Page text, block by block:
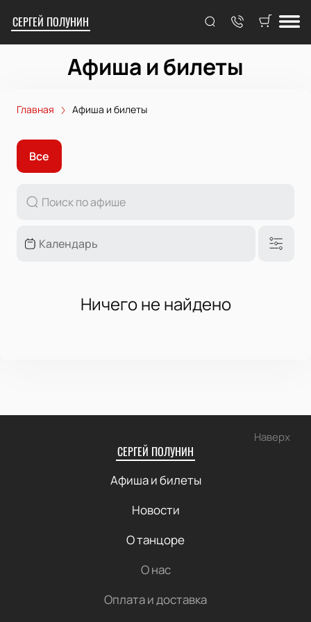
СЕРГЕЙ ПОЛУНИН
Афиша и билеты
Главная Афиша и билеты
Все
Ничего не найдено
Наверх
СЕРГЕЙ ПОЛУНИН
Афиша и билеты
Новости
О танцоре
О нас
Оплата и доставка